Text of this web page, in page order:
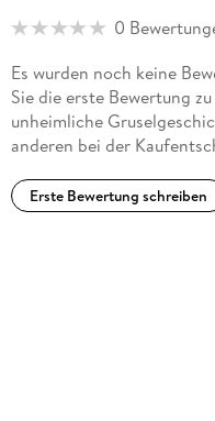
0
Es wurden noch keine
Sie die erste Bewertung
unheimliche
anderen bei der
Erste Bewertung schreiben